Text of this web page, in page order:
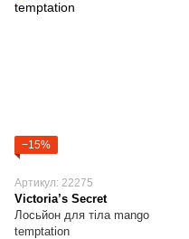
−15%
Артикул: 22275
Victoria’s Secret
Лосьйон для тіла mango
temptation